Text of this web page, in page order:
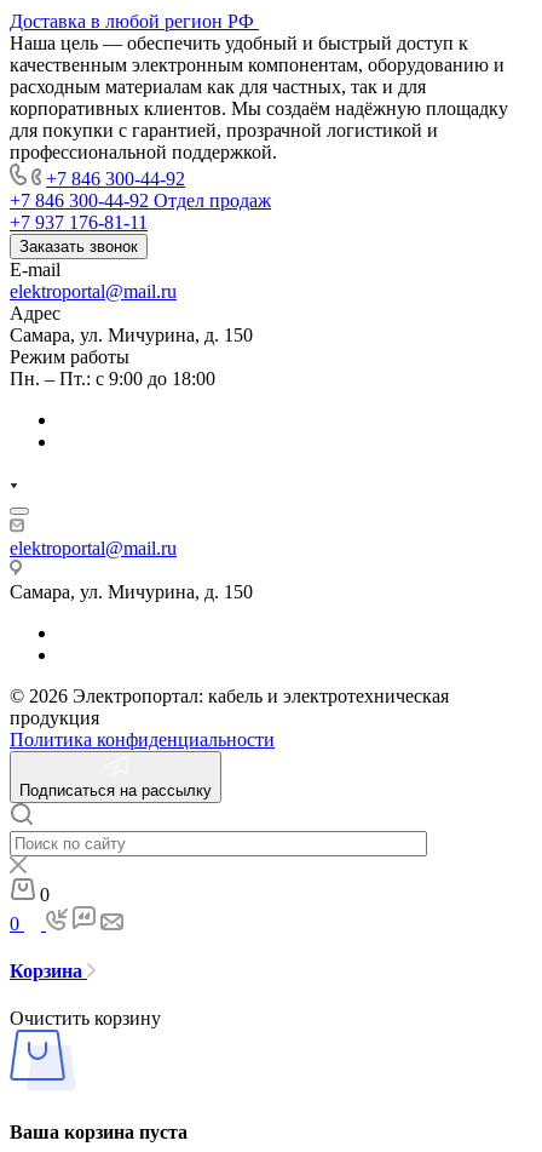
Доставка в любой регион РФ
Наша цель — обеспечить удобный и быстрый доступ к
качественным электронным компонентам, оборудованию и
расходным материалам как для частных, так и для
корпоративных клиентов. Мы создаём надёжную площадку
для покупки с гарантией, прозрачной логистикой и
профессиональной поддержкой.
+7 846 300-44-92
+7 846 300-44-92 Отдел продаж
+7 937 176-81-11
Заказать звонок
E-mail
elektroportal@mail.ru
Адрес
Самара, ул. Мичурина, д. 150
Режим работы
Пн. – Пт.: с 9:00 до 18:00
elektroportal@mail.ru
Самара, ул. Мичурина, д. 150
© 2026 Электропортал: кабель и электротехническая
продукция
Политика конфиденциальности
Подписаться на рассылку
0
0
Корзина
Очистить корзину
Ваша корзина пуста